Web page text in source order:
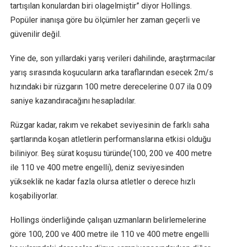
tartışılan konulardan biri olagelmiştir” diyor Hollings.
Popüler inanışa göre bu ölçümler her zaman geçerli ve
güvenilir değil.
Yine de, son yıllardaki yarış verileri dahilinde, araştırmacılar
yarış sırasında koşucuların arka taraflarından esecek 2m/s
hızındaki bir rüzgarın 100 metre derecelerine 0.07 ila 0.09
saniye kazandıracağını hesapladılar.
Rüzgar kadar, rakım ve rekabet seviyesinin de farklı saha
şartlarında koşan atletlerin performanslarına etkisi olduğu
biliniyor. Beş sürat koşusu türünde(100, 200 ve 400 metre
ile 110 ve 400 metre engelli), deniz seviyesinden
yükseklik ne kadar fazla olursa atletler o derece hızlı
koşabiliyorlar.
Hollings önderliğinde çalışan uzmanların belirlemelerine
göre 100, 200 ve 400 metre ile 110 ve 400 metre engelli